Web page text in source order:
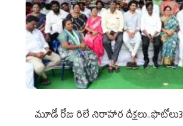
మూడో రోజు రిలే నిరాహార దీక్షలు..ఫొటోలు3